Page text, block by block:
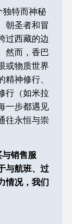
独特而神秘
朝圣者和冒
过西藏的边
然而，香巴
或物质世界
神修行、
行（如米拉
一步都遇见
往永恒与崇
销售服
与航班、过
情况，我们